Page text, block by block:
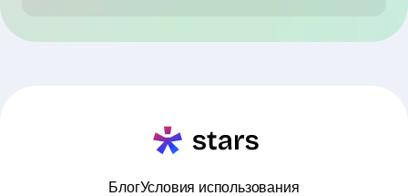
БлогУсловия использования